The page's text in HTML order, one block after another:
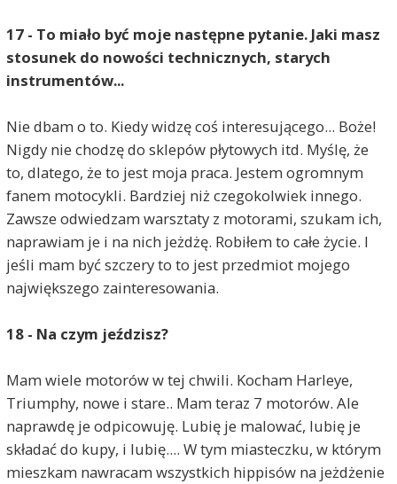
17 - To miało być moje następne pytanie. Jaki masz
stosunek do nowości technicznych, starych
instrumentów...
Nie dbam o to. Kiedy widzę coś interesującego... Boże!
Nigdy nie chodzę do sklepów płytowych itd. Myślę, że
to, dlatego, że to jest moja praca. Jestem ogromnym
fanem motocykli. Bardziej niż czegokolwiek innego.
Zawsze odwiedzam warsztaty z motorami, szukam ich,
naprawiam je i na nich jeżdżę. Robiłem to całe życie. I
jeśli mam być szczery to to jest przedmiot mojego
największego zainteresowania.
18 - Na czym jeździsz?
Mam wiele motorów w tej chwili. Kocham Harleye,
Triumphy, nowe i stare.. Mam teraz 7 motorów. Ale
naprawdę je odpicowuję. Lubię je malować, lubię je
składać do kupy, i lubię.... W tym miasteczku, w którym
mieszkam nawracam wszystkich hippisów na jeżdżenie